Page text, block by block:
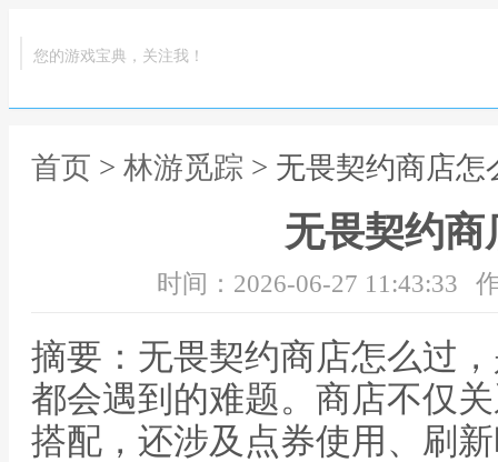
您的游戏宝典，关注我！
首页 > 林游觅踪 > 无畏契约商店怎
无畏契约商
时间：2026-06-27 11:43:33
摘要：无畏契约商店怎么过
都会遇到的难题。商店不仅
搭配，还涉及点券使用、刷